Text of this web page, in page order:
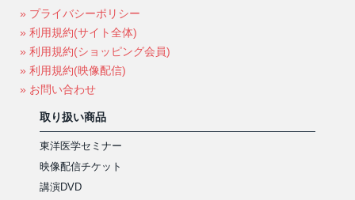
» プライバシーポリシー
» 利用規約(サイト全体)
» 利用規約(ショッピング会員)
» 利用規約(映像配信)
» お問い合わせ
取り扱い商品
東洋医学セミナー
映像配信チケット
講演DVD